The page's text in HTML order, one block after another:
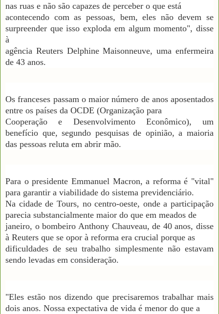
nas ruas e não são capazes de perceber o que está
acontecendo com as pessoas, bem, eles não devem se
surpreender que isso exploda em algum momento", disse
à
agência Reuters Delphine Maisonneuve, uma enfermeira
de 43 anos.
Os franceses passam o maior número de anos aposentados
entre os países da OCDE (Organização para
Cooperação e Desenvolvimento Econômico), um
benefício que, segundo pesquisas de opinião, a maioria
das pessoas reluta em abrir mão.
Para o presidente Emmanuel Macron, a reforma é "vital"
para garantir a viabilidade do sistema previdenciário.
Na cidade de Tours, no centro-oeste, onde a participação
parecia substancialmente maior do que em meados de
janeiro, o bombeiro Anthony Chauveau, de 40 anos, disse
à Reuters que se opor à reforma era crucial porque as
dificuldades de seu trabalho simplesmente não estavam
sendo levadas em consideração.
"Eles estão nos dizendo que precisaremos trabalhar mais
dois anos. Nossa expectativa de vida é menor do que a